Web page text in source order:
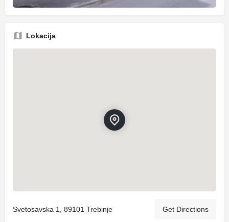
Lokacija
Svetosavska 1, 89101 Trebinje Get Directions